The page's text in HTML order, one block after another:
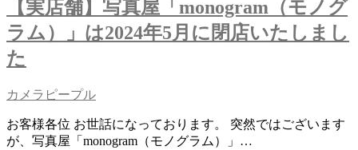
【実店舗】写真屋「monogram（モノグ
ラム）」は2024年5月に閉店いたしまし
た
カメラピープル
お客様各位 お世話になっております。 突然ではございます
が、写真屋「monogram（モノグラム）」…